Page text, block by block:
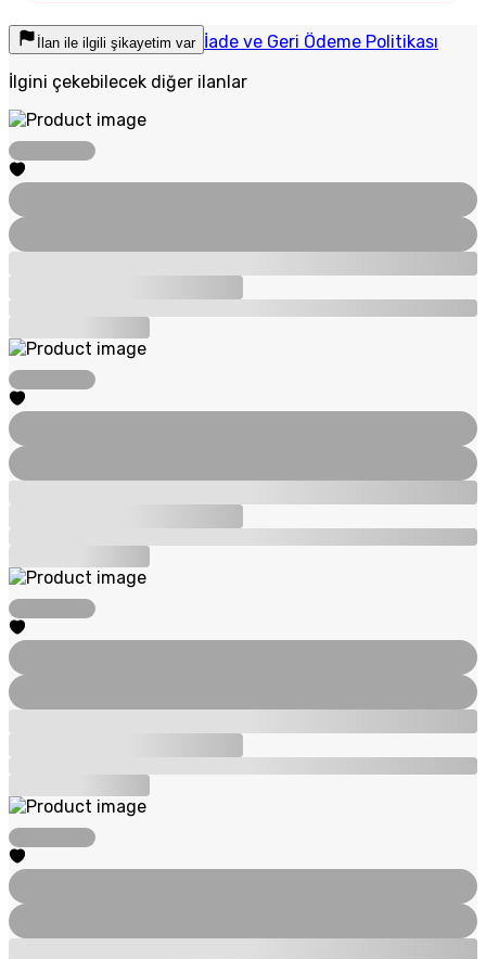
İlan ile ilgili şikayetim var İade ve Geri Ödeme Politikası
İlgini çekebilecek diğer ilanlar